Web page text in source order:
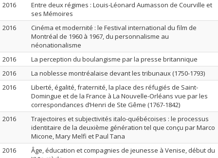
2016
Entre deux régimes : Louis-Léonard Aumasson de Courville et
ses Mémoires
2016
Cinéma et modernité : le Festival international du film de
Montréal de 1960 à 1967, du personnalisme au
néonationalisme
2016
La perception du boulangisme par la presse britannique
2016
La noblesse montréalaise devant les tribunaux (1750-1793)
2016
Liberté, égalité, fraternité, la place des réfugiés de Saint-
Domingue et de la France à La Nouvelle-Orléans vue par les
correspondances d’Henri de Ste Gême (1767-1842)
2016
Trajectoires et subjectivités italo-québécoises : le processus
identitaire de la deuxième génération tel que conçu par Marco
Micone, Mary Melfi et Paul Tana
2016
Âge, éducation et compagnies de jeunesse à Venise, début du